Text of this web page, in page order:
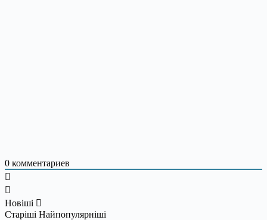
0 комментариев
Новіші
Старіші Найпопулярніші